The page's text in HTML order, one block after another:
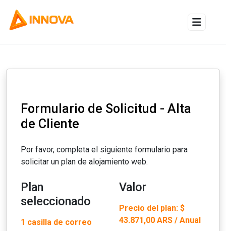
Formulario de Solicitud - Alta
de Cliente
Por favor, completa el siguiente formulario para
solicitar un plan de alojamiento web.
Plan
seleccionado
1 casilla de correo
Valor
Precio del plan: $
43.871,00 ARS / Anual